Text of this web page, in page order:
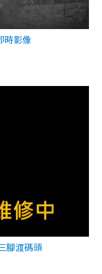
時影像
腳渡碼頭